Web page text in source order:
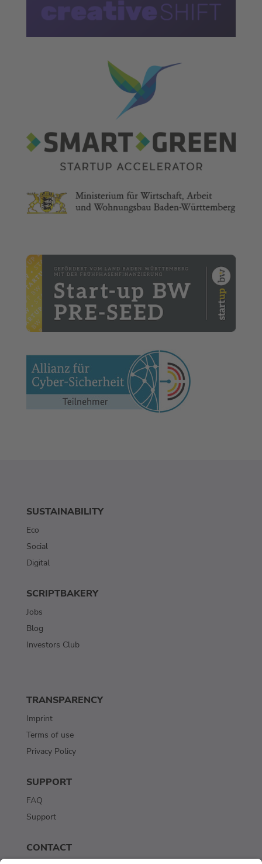
SUSTAINABILITY
Eco
Social
Digital
SCRIPTBAKERY
Jobs
Blog
Investors Club
TRANSPARENCY
Imprint
Terms of use
Privacy Policy
SUPPORT
FAQ
Support
CONTACT